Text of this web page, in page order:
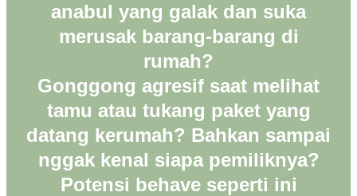
anabul yang galak dan suka
merusak barang-barang di
rumah?
Gonggong agresif saat melihat
tamu atau tukang paket yang
datang kerumah? Bahkan sampai
nggak kenal siapa pemiliknya?
Potensi behave seperti ini